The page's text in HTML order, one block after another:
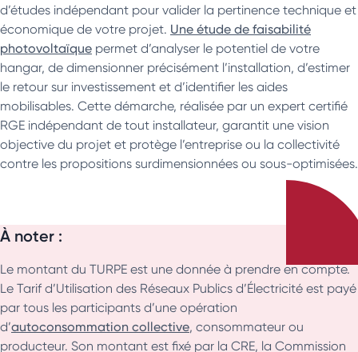
d’études indépendant pour valider la pertinence technique et
économique de votre projet. Une étude de faisabilité
photovoltaïque permet d’analyser le potentiel de votre
hangar, de dimensionner précisément l’installation, d’estimer
le retour sur investissement et d’identifier les aides
mobilisables. Cette démarche, réalisée par un expert certifié
RGE indépendant de tout installateur, garantit une vision
objective du projet et protège l’entreprise ou la collectivité
contre les propositions surdimensionnées ou sous-optimisées.
À noter :
Le montant du TURPE est une donnée à prendre en compte.
Le Tarif d’Utilisation des Réseaux Publics d’Électricité est payé
par tous les participants d’une opération
d’autoconsommation collective, consommateur ou
producteur. Son montant est fixé par la CRE, la Commission